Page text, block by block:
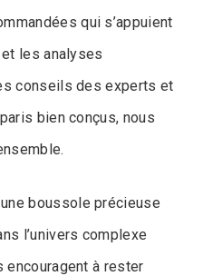
qui s’appuient
les analyses
conseils des experts et
bien conçus, nous
boussole précieuse
l’univers complexe
à rester